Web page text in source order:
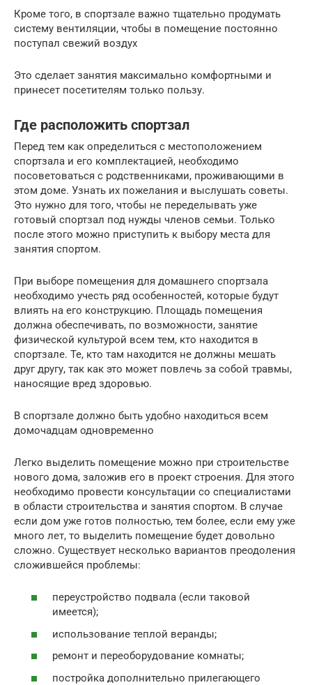
Кроме того, в спортзале важно тщательно продумать
систему вентиляции, чтобы в помещение постоянно
поступал свежий воздух
Это сделает занятия максимально комфортными и
принесет посетителям только пользу.
Где расположить спортзал
Перед тем как определиться с местоположением
спортзала и его комплектацией, необходимо
посоветоваться с родственниками, проживающими в
этом доме. Узнать их пожелания и выслушать советы.
Это нужно для того, чтобы не переделывать уже
готовый спортзал под нужды членов семьи. Только
после этого можно приступить к выбору места для
занятия спортом.
При выборе помещения для домашнего спортзала
необходимо учесть ряд особенностей, которые будут
влиять на его конструкцию. Площадь помещения
должна обеспечивать, по возможности, занятие
физической культурой всем тем, кто находится в
спортзале. Те, кто там находится не должны мешать
друг другу, так как это может повлечь за собой травмы,
наносящие вред здоровью.
В спортзале должно быть удобно находиться всем
домочадцам одновременно
Легко выделить помещение можно при строительстве
нового дома, заложив его в проект строения. Для этого
необходимо провести консультации со специалистами
в области строительства и занятия спортом. В случае
если дом уже готов полностью, тем более, если ему уже
много лет, то выделить помещение будет довольно
сложно. Существует несколько вариантов преодоления
сложившейся проблемы:
переустройство подвала (если таковой
имеется);
использование теплой веранды;
ремонт и переоборудование комнаты;
постройка дополнительно прилегающего